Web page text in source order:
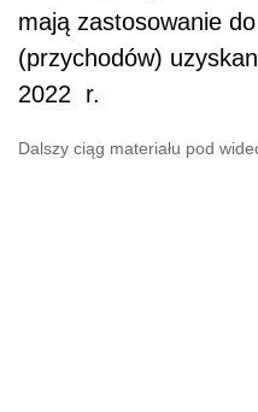
mają zastosowanie
(przychodów)
2022 r.
Dalszy ciąg materiału pod